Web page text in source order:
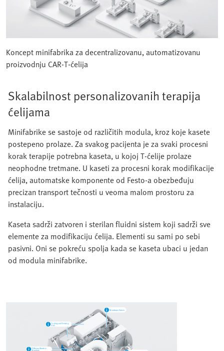
Koncept minifabrika za decentralizovanu, automatizovanu
proizvodnju CAR‑T‑ćelija
Skalabilnost personalizovanih terapija
ćelijama
Minifabrike se sastoje od različitih modula, kroz koje kasete
postepeno prolaze. Za svakog pacijenta je za svaki procesni
korak terapije potrebna kaseta, u kojoj T-ćelije prolaze
neophodne tretmane. U kaseti za procesni korak modifikacije
ćelija, automatske komponente od Festo-a obezbeđuju
precizan transport tečnosti u veoma malom prostoru za
instalaciju.
Kaseta sadrži zatvoren i sterilan fluidni sistem koji sadrži sve
elemente za modifikaciju ćelija. Elementi su sami po sebi
pasivni. Oni se pokreću spolja kada se kaseta ubaci u jedan
od modula minifabrike.